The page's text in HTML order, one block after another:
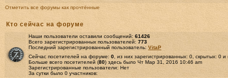
Отметить все форумы как прочтённые
Кто сейчас на форуме
Наши пользователи оставили сообщений: 61426
Всего зарегистрированных пользователей: 773
Последний зарегистрированный пользователь: VitaP
Сейчас посетителей на форуме: 0 , из них зарегистрированных: 0, скрытых: 0
Больше всего посетителей (80) здесь было Чт Мар 31, 2016 10:46 am
Зарегистрированные пользователи: Нет
За сутки было 0 участников: